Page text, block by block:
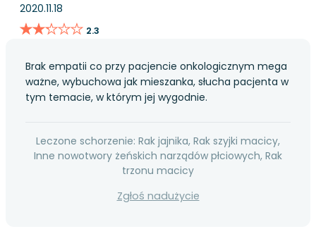
2020.11.18
★★★★★
★★★★★ 2.3
Brak empatii co przy pacjencie onkologicznym mega
ważne, wybuchowa jak mieszanka, słucha pacjenta w
tym temacie, w którym jej wygodnie.
Leczone schorzenie: Rak jajnika, Rak szyjki macicy,
Inne nowotwory żeńskich narządów płciowych, Rak
trzonu macicy
Zgłoś nadużycie